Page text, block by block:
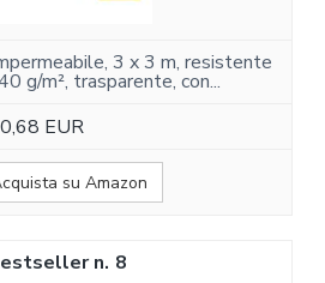
3 x 3 m, resistente
g/m², trasparente, con...
EUR
su Amazon
8